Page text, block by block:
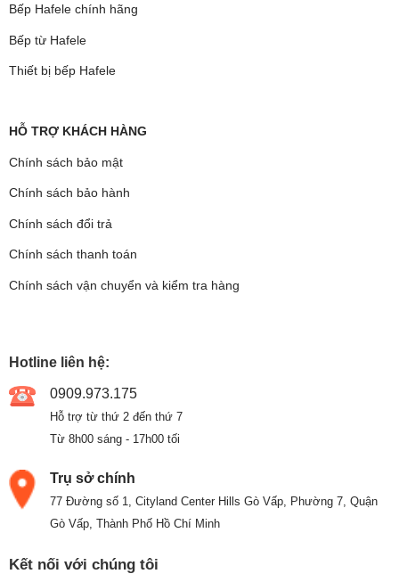
Bếp Hafele chính hãng
Bếp từ Hafele
Thiết bị bếp Hafele
HỖ TRỢ KHÁCH HÀNG
Chính sách bảo mật
Chính sách bảo hành
Chính sách đổi trả
Chính sách thanh toán
Chính sách vận chuyển và kiểm tra hàng
Hotline liên hệ:
0909.973.175
Hỗ trợ từ thứ 2 đến thứ 7
Từ 8h00 sáng - 17h00 tối
Trụ sở chính
77 Đường số 1, Cityland Center Hills Gò Vấp, Phường 7, Quận
Gò Vấp, Thành Phố Hồ Chí Minh
Kết nối với chúng tôi